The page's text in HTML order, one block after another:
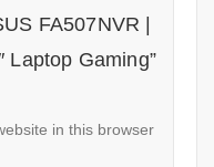
FA507NVR |
Laptop Gaming”
in this browser